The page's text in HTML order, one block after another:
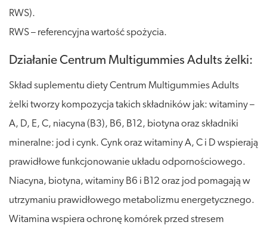
RWS).
RWS – referencyjna wartość spożycia.
Działanie Centrum Multigummies Adults żelki:
Skład suplementu diety Centrum Multigummies Adults
żelki tworzy kompozycja takich składników jak: witaminy –
A, D, E, C, niacyna (B3), B6, B12, biotyna oraz składniki
mineralne: jod i cynk. Cynk oraz witaminy A, C i D wspierają
prawidłowe funkcjonowanie układu odpornościowego.
Niacyna, biotyna, witaminy B6 i B12 oraz jod pomagają w
utrzymaniu prawidłowego metabolizmu energetycznego.
Witamina wspiera ochronę komórek przed stresem